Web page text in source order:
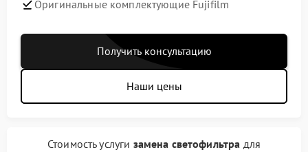
Оригинальные комплектующие Fujifilm
Получить консультацию
Наши цены
Стоимость услуги замена светофильтра для